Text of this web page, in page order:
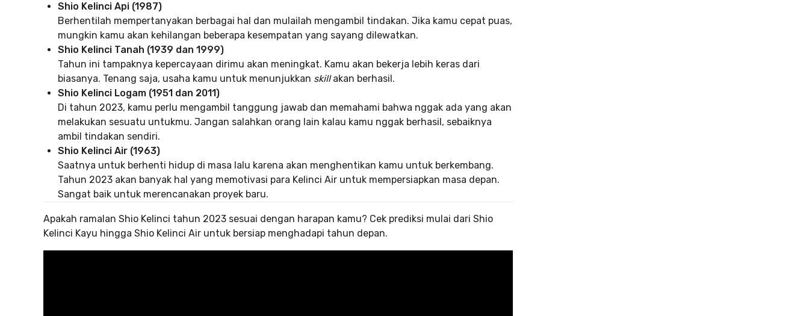
Shio Kelinci Api (1987)
Berhentilah mempertanyakan berbagai hal dan mulailah mengambil tindakan. Jika kamu cepat puas,
mungkin kamu akan kehilangan beberapa kesempatan yang sayang dilewatkan.
Shio Kelinci Tanah (1939 dan 1999)
Tahun ini tampaknya kepercayaan dirimu akan meningkat. Kamu akan bekerja lebih keras dari
biasanya. Tenang saja, usaha kamu untuk menunjukkan skillakan berhasil.
Shio Kelinci Logam (1951 dan 2011)
Di tahun 2023, kamu perlu mengambil tanggung jawab dan memahami bahwa nggak ada yang akan
melakukan sesuatu untukmu. Jangan salahkan orang lain kalau kamu nggak berhasil, sebaiknya
ambil tindakan sendiri.
Shio Kelinci Air (1963)
Saatnya untuk berhenti hidup di masa lalu karena akan menghentikan kamu untuk berkembang.
Tahun 2023 akan banyak hal yang memotivasi para Kelinci Air untuk mempersiapkan masa depan.
Sangat baik untuk merencanakan proyek baru.
Apakah ramalan Shio Kelinci tahun 2023 sesuai dengan harapan kamu? Cek prediksi mulai dari Shio
Kelinci Kayu hingga Shio Kelinci Air untuk bersiap menghadapi tahun depan.